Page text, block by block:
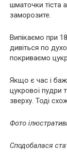
шматочки тіста
заморозите.
Випікаємо при
дивіться по
покриваємо
Якщо є час і
цукрової пудри
зверху. Тоді
Фото
Сподобалася